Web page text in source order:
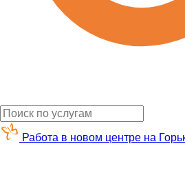
Работа в новом центре на